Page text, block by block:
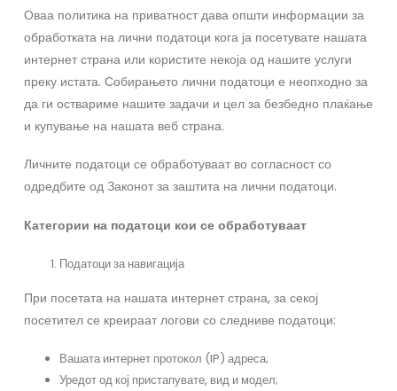
Оваа политика на приватност дава општи информации за
обработката на лични податоци кога ја посетувате нашата
интернет страна или користите некоја од нашите услуги
преку истата. Собирањето лични податоци е неопходно за
да ги оствариме нашите задачи и цел за безбедно плаќање
и купување на нашата веб страна.
Личните податоци се обработуваат во согласност со
одредбите од Законот за заштита на лични податоци.
Категории на податоци кои се обработуваат
Податоци за навигација
При посетата на нашата интернет страна, за секој
посетител се креираат логови со следниве податоци:
Вашата интернет протокол (IP) адреса;
Уредот од кој пристапувате, вид и модел;